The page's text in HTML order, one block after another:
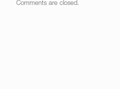
Comments are closed.